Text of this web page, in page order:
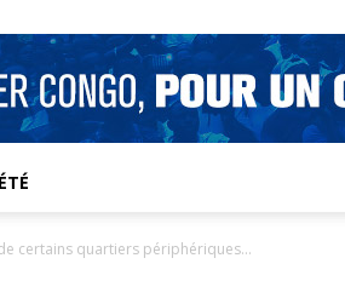
certains quartiers périphériques...